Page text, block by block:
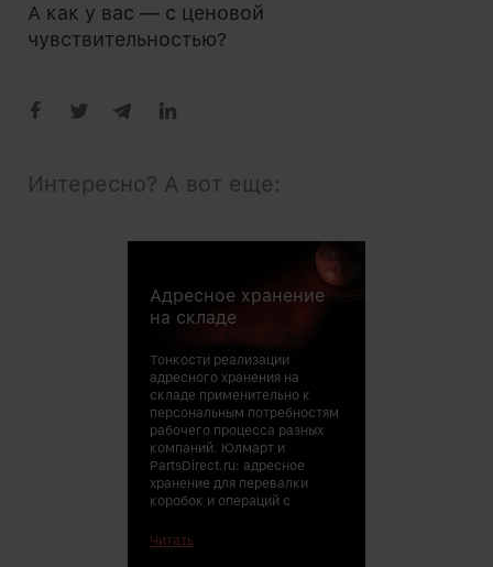
А как у вас — с ценовой
чувствительностью?
Интересно? А вот еще:
Адресное хранение
на складе
Тонкости реализации
адресного хранения на
складе применительно к
персональным потребностям
рабочего процесса разных
компаний. Юлмарт и
PartsDirect.ru: адресное
хранение для перевалки
коробок и операций с
Читать